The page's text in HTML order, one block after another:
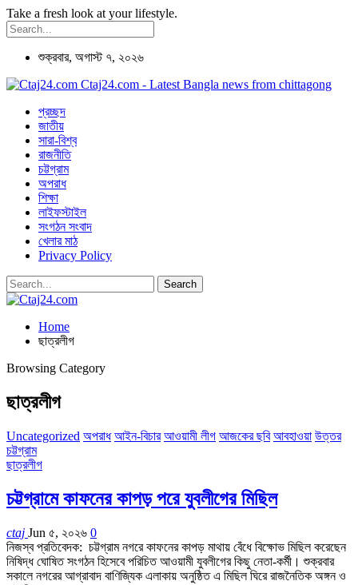
Take a fresh look at your lifestyle.
শুক্রবার, অগাস্ট ৭, ২০২৬
Ctaj24.com - Latest Bangla news from chittagong
প্রচ্ছদ
জাতীয়
সারা-বিশ্ব
রাজনীতি
চট্টগ্রাম
অপরাধ
শিক্ষা
লাইফস্টাইল
সংগঠন সংবাদ
খেলার মাঠ
Privacy Policy
Home
ছাত্রলীগ
Browsing Category
ছাত্রলীগ
Uncategorized অপরাধ আইন-বিচার আওয়ামী লীগ আজকের ছবি আবহাওয়া উত্তর
চট্টগ্রাম
ছাত্রলীগ
চট্টগ্রামে কাফনের কাপড় পরে যুবলীগের মিছিল
ctaj Jun ৫, ২০২৬ 0
নিজস্ব প্রতিবেদক: চট্টগ্রাম নগরে কাফনের কাপড় মাথায় বেঁধে বিক্ষোভ মিছিল করেছেন
নিষিদ্ধ ঘোষিত সংগঠন হিসেবে পরিচিত আওয়ামী যুবলীগের কিছু নেতা-কর্মী। শুক্রবার
সকালে নগরের আগ্রাবাদ বাণিজ্যিক এলাকায় অনুষ্ঠিত এ মিছিল ঘিরে রাজনৈতিক অঙ্গন ও